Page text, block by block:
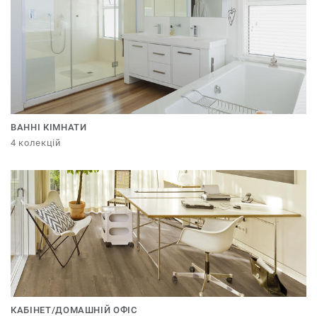
ВАННІ КІМНАТИ
4 колекцій
КАБІНЕТ/ДОМАШНІЙ ОФІС